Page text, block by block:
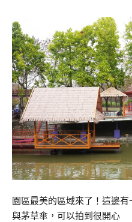
園區最美的區域來了！這邊
與茅草傘，可以拍到很開心